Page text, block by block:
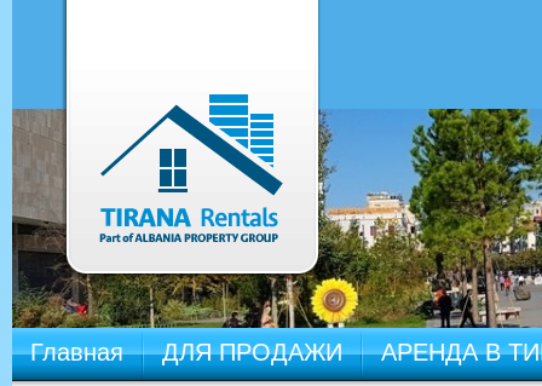
Главная ДЛЯ ПРОДАЖИ АРЕНДА В